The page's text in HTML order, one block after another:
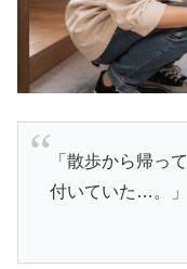
「散歩から帰っ
付いていた…。」